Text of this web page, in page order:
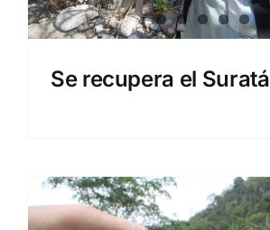
Se recupera el Suratá